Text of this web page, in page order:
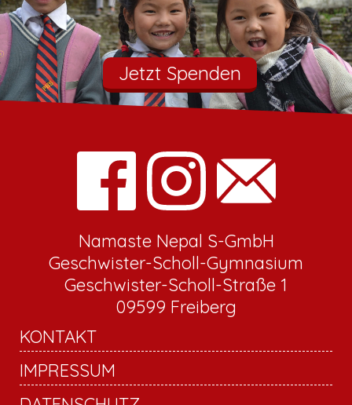
Jetzt Spenden
Namaste Nepal S-GmbH
Geschwister-Scholl-Gymnasium
Geschwister-Scholl-Straße 1
09599 Freiberg
KONTAKT
IMPRESSUM